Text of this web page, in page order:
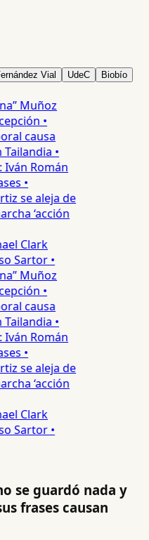
Vial UdeC Biobío
Muñoz
•
causa
•
Román
•
se aleja de
‘acción
Clark
Sartor •
Muñoz
•
causa
•
Román
•
se aleja de
‘acción
Clark
Sartor •
se guardó nada y
frases causan